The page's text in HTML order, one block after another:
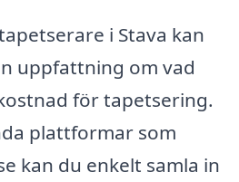
i Stava kan
uppfattning om vad
för tapetsering.
plattformar som
kan du enkelt samla in